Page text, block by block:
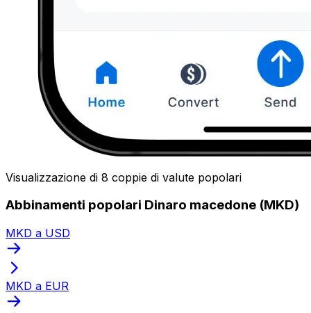
Visualizzazione di 8 coppie di valute popolari
Abbinamenti popolari Dinaro macedone (MKD)
MKD a USD
MKD a EUR